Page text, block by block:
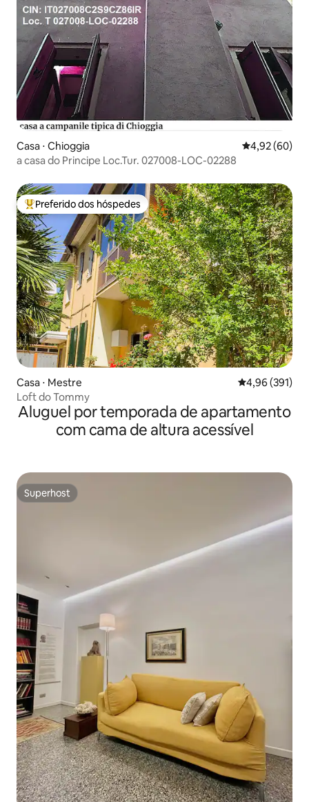
Casa ⋅ Chioggia 4,92 de uma
4,92 (60)
a casa do Principe Loc.Tur. 027008-LOC-02288
Entre os melhores preferidos dos hóspedes
Preferido dos hóspedes
Casa ⋅ Mestre 4,96 de uma
4,96 (391)
Loft do Tommy
Aluguel por temporada de apartamento
com cama de altura acessível
Superhost
Superhost